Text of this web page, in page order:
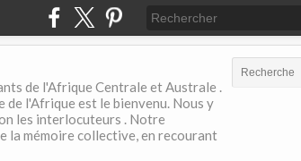
de l'Afrique Centrale et Australe .
l'Afrique est le bienvenu. Nous y
les interlocuteurs . Notre
la mémoire collective, en recourant